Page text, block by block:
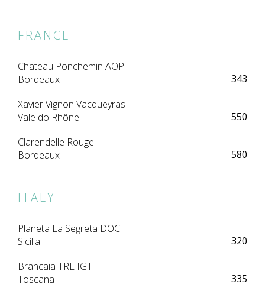
FRANCE
Chateau Ponchemin AOP
Bordeaux
343
Xavier Vignon Vacqueyras
Vale do Rhône
550
Clarendelle Rouge
Bordeaux
580
ITALY
Planeta La Segreta DOC
Sicília
320
Brancaia TRE IGT
Toscana
335